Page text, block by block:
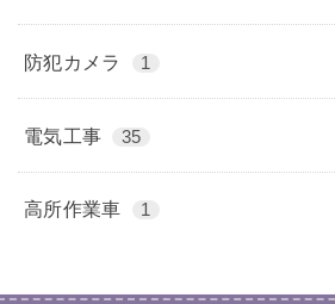
防犯カメラ 1
電気工事 35
高所作業車 1